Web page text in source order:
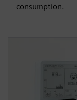
consumption.